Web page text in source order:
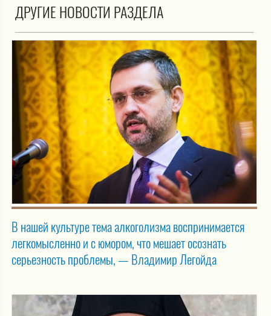
ДРУГИЕ НОВОСТИ РАЗДЕЛА
В нашей культуре тема алкоголизма воспринимается
легкомысленно и с юмором, что мешает осознать
серьезность проблемы, — Владимир Легойда